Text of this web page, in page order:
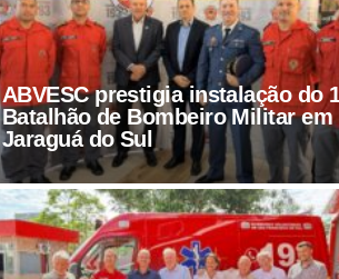
ABVESC prestigia instalação do
Batalhão de Bombeiro Militar em
Jaraguá do Sul